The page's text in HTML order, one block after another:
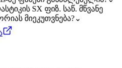
SX ფიზ. საწ. მწვანე
მიეკუთვნება?⌄